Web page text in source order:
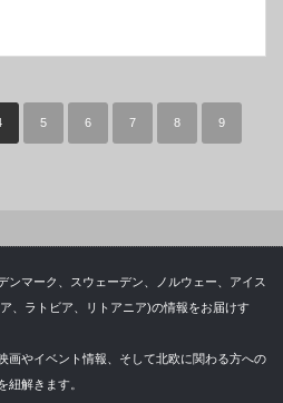
5 6 7 8 9
ンマーク、スウェーデン、ノルウェー、アイス
、ラトビア、リトアニア)の情報をお届けす
画やイベント情報、そして北欧に関わる方への
紐解きます。